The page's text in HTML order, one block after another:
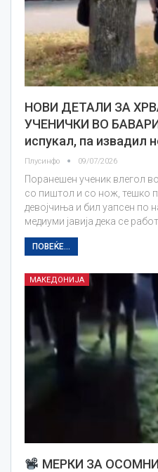
НОВИ ДЕТАЛИ ЗА
УЧЕНИЧКИ ВО
испукал, па извадил
Плусинфо 09/07/2026
Поранешен ученик влегол
со пиштол и со нож, тешко
девојчиња и бил уапсен по
медиуми јавија дека се
ПОВЕЌЕ...
МАКЕДОНИЈА
МЕРКИ ЗА